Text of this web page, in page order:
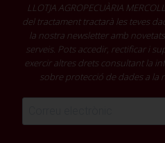
LLOTJA AGROPECUÀRIA
del tractament tractarà les teves
la nostra newsletter amb
serveis. Pots accedir, rectificar i
exercir altres drets consultant la
sobre protecció de dades a la